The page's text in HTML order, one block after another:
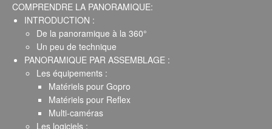
COMPRENDRE LA PANORAMIQUE:
INTRODUCTION :
De la panoramique à la 360°
Un peu de technique
PANORAMIQUE PAR ASSEMBLAGE :
Les équipements :
Matériels pour Gopro
Matériels pour Reflex
Multi-caméras
Les logiciels :